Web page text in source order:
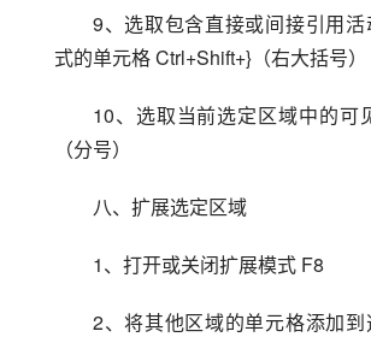
9、选取包含直接或间接引用
式的单元格 Ctrl+Shift+}（右大括号）
10、选取当前选定区域中的可
（分号）
八、扩展选定区域
1、打开或关闭扩展模式 F8
2、将其他区域的单元格添加到